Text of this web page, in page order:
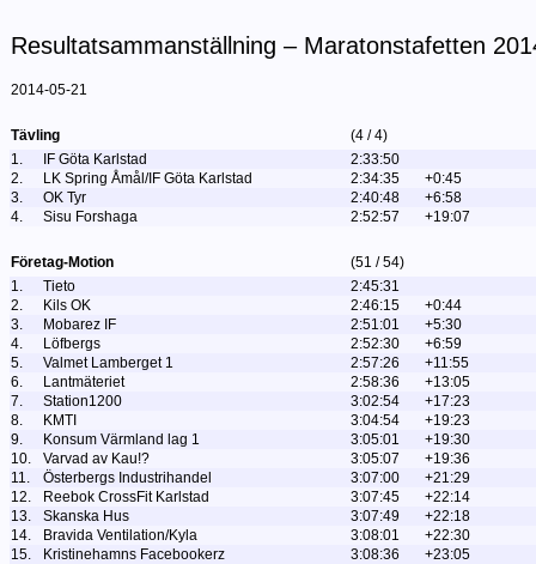
Resultatsammanställning – Maratonstafetten
2014-05-21
Tävling
(4 / 4)
1.
IF Göta Karlstad
2:33:50
2.
LK Spring Åmål/IF Göta Karlstad 2:34:35
+0:45
3.
OK Tyr 2:40:48
+6:58
4.
Sisu Forshaga 2:52:57 +19:07
Företag-Motion
(51 / 54)
1.
Tieto
2:45:31
2.
Kils OK 2:46:15
+0:44
3.
Mobarez IF 2:51:01
+5:30
4.
Löfbergs 2:52:30
+6:59
5.
Valmet Lamberget 1 2:57:26
+11:55
6.
Lantmäteriet 2:58:36
+13:05
7.
Station1200 3:02:54
+17:23
8.
KMTI 3:04:54
+19:23
9.
Konsum Värmland lag 1 3:05:01
+19:30
10.
Varvad av Kau!? 3:05:07
+19:36
11.
Österbergs Industrihandel 3:07:00
+21:29
12.
Reebok CrossFit Karlstad 3:07:45
+22:14
13.
Skanska Hus 3:07:49
+22:18
14.
Bravida Ventilation/Kyla 3:08:01
+22:30
15.
Kristinehamns Facebookerz 3:08:36
+23:05